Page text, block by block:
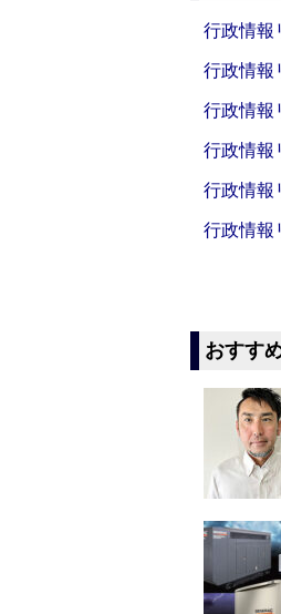
行政情
行政情
行政情
行政情
行政情
行政情
おすす